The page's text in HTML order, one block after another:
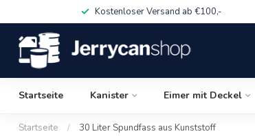
Kostenloser Versand ab €100,-
Startseite Kanister Eimer mit Deckel
Startseite / 30 Liter Spundfass aus Kunststoff